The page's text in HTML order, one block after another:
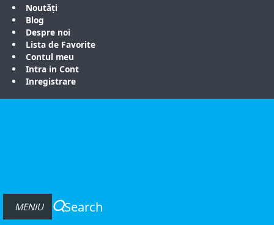
Noutăți
Blog
Despre noi
Lista de Favorite
Contul meu
Intra in Cont
Inregistrare
Search